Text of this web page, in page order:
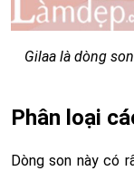
Gilaa là dòng
Phân loại
Dòng son này có